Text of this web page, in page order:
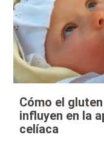
Cómo el
influyen en la
celíaca